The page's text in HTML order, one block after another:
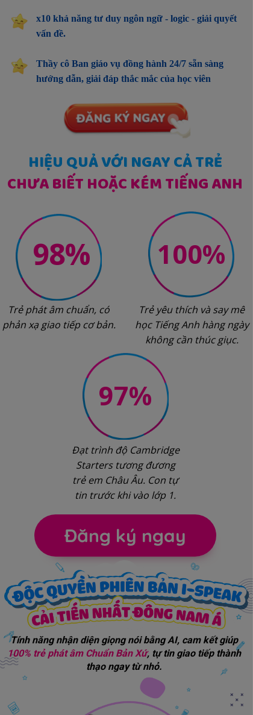
x10 khả năng tư duy ngôn ngữ - logic - giải quyết
vấn đề.
Thầy cô Ban giáo vụ đồng hành 24/7 sẵn sàng
hướng dẫn, giải đáp thắc mắc của học viên
HIỆU QUẢ VỚI NGAY CẢ TRẺ
CHƯA BIẾT HOẶC KÉM TIẾNG ANH
Đăng ký ngay
Trẻ phát âm chuẩn, có
phản xạ giao tiếp cơ bản.
98%
Trẻ yêu thích và say mê
học Tiếng Anh hàng ngày
không cần thúc giục.
100%
Đạt trình độ Cambridge
Starters tương đương
trẻ em Châu Âu. Con tự
tin trước khi vào lớp 1.
97%
Tính năng nhận diện giọng nói bằng AI, cam kết giúp
100% trẻ phát âm Chuẩn Bản Xứ, tự tin giao tiếp thành
thạo ngay từ nhỏ.